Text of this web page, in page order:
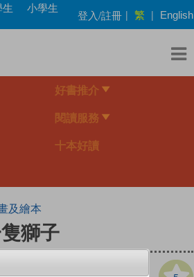
小學生
登入/註冊 | 繁 | English
好書推介
閱讀服務
十本好讀
及繪本
獅子